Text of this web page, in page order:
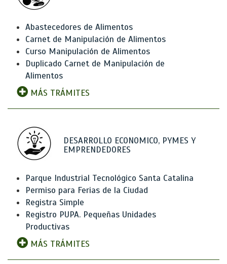
Abastecedores de Alimentos
Carnet de Manipulación de Alimentos
Curso Manipulación de Alimentos
Duplicado Carnet de Manipulación de
Alimentos
MÁS TRÁMITES
DESARROLLO ECONOMICO, PYMES Y
EMPRENDEDORES
Parque Industrial Tecnológico Santa Catalina
Permiso para Ferias de la Ciudad
Registra Simple
Registro PUPA. Pequeñas Unidades
Productivas
MÁS TRÁMITES